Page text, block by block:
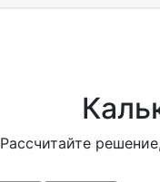
Рассчитайте